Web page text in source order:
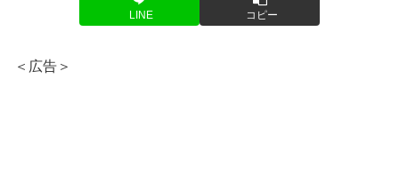
LINE コピー
＜広告＞